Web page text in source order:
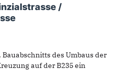
/
des Umbaus der
auf der B235 ein